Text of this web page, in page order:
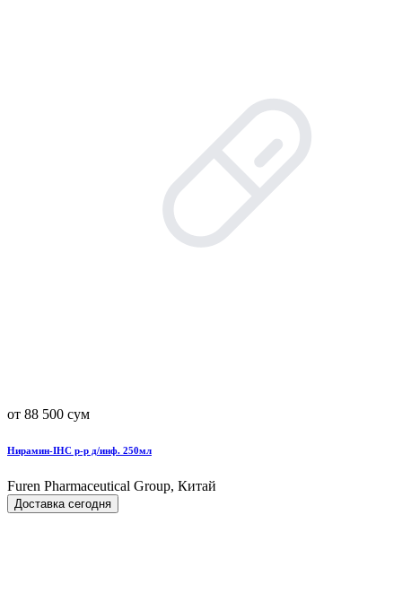
от 88 500 сум
Нирамин-IHC р-р д/инф. 250мл
Furen Pharmaceutical Group, Китай
Доставка сегодня